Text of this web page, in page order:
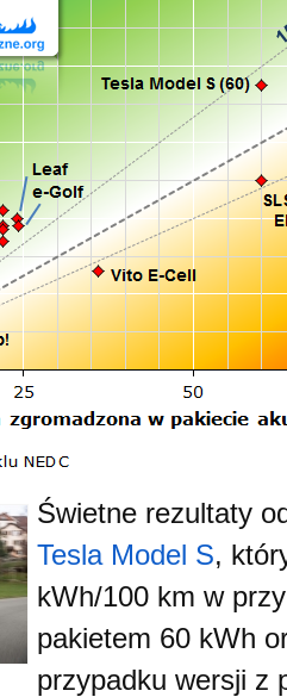
Świetne rezultaty
Tesla Model S,
kWh/100 km w
pakietem 60 kWh
przypadku wersji z